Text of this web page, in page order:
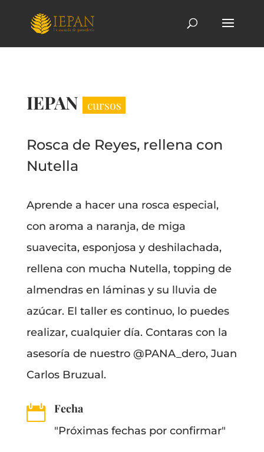
IEPAN cursos
Rosca de Reyes, rellena con
Nutella
Aprende a hacer una rosca especial,
con aroma a naranja, de miga
suavecita, esponjosa y deshilachada,
rellena con mucha Nutella, topping de
almendras en láminas y su lluvia de
azúcar. El taller es continuo, lo puedes
realizar, cualquier día. Contaras con la
asesoría de nuestro @PANA_dero, Juan
Carlos Bruzual.
 Fecha
"Próximas fechas por confirmar"